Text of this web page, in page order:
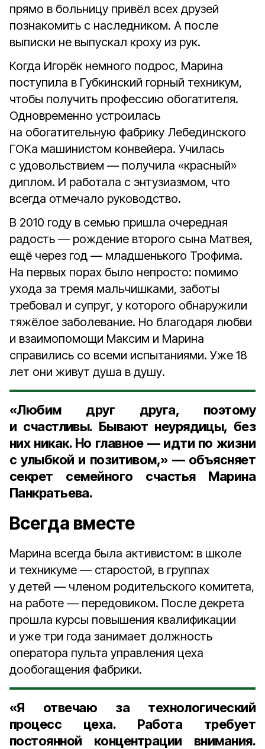
прямо в больницу привёл всех друзей
познакомить с наследником. А после
выписки не выпускал кроху из рук.
Когда Игорёк немного подрос, Марина
поступила в Губкинский горный техникум,
чтобы получить профессию обогатителя.
Одновременно устроилась
на обогатительную фабрику Лебединского
ГОКа машинистом конвейера. Училась
с удовольствием — получила «красный»
диплом. И работала с энтузиазмом, что
всегда отмечало руководство.
В 2010 году в семью пришла очередная
радость — рождение второго сына Матвея,
ещё через год — младшенького Трофима.
На первых порах было непросто: помимо
ухода за тремя мальчишками, заботы
требовал и супруг, у которого обнаружили
тяжёлое заболевание. Но благодаря любви
и взаимопомощи Максим и Марина
справились со всеми испытаниями. Уже 18
лет они живут душа в душу.
«Любим друг друга, поэтому
и счастливы. Бывают неурядицы, без
них никак. Но главное — идти по жизни
с улыбкой и позитивом,» — объясняет
секрет семейного счастья Марина
Панкратьева.
Всегда вместе
Марина всегда была активистом: в школе
и техникуме — старостой, в группах
у детей — членом родительского комитета,
на работе — передовиком. После декрета
прошла курсы повышения квалификации
и уже три года занимает должность
оператора пульта управления цеха
дообогащения фабрики.
«Я отвечаю за технологический
процесс цеха. Работа требует
постоянной концентрации внимания.